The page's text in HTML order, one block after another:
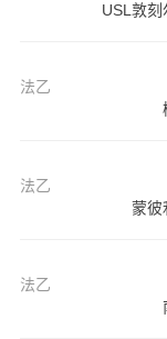
USL敦刻
法乙
法乙
蒙彼
法乙